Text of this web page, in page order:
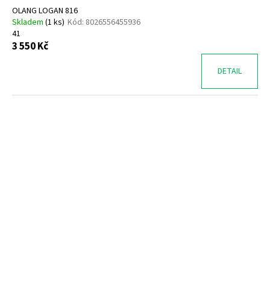
OLANG LOGAN 816
Skladem (1 ks) Kód: 8026556455936
41
3 550 Kč
DETAIL